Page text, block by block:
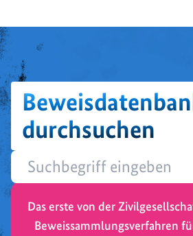
durchsuchen
Das erste von der
Beweissammlungsverfahren